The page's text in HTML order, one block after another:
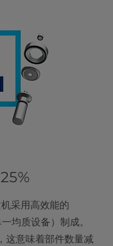
采用高效能的
均质设备）制成。
这意味着部件数量减